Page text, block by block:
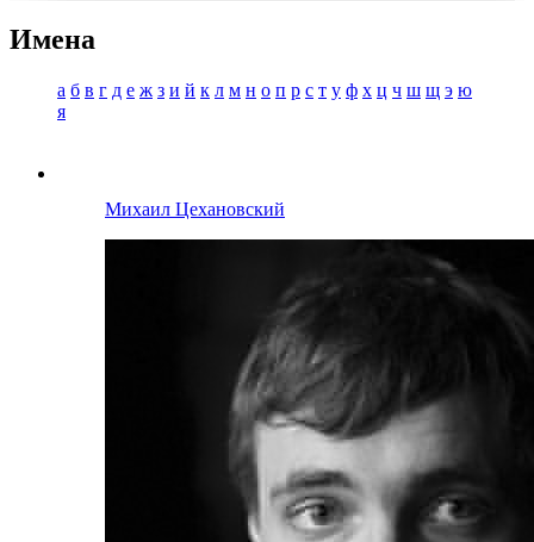
Имена
а б в г д е ж з и й к л м н о п р с т у ф х ц ч ш щ э ю
я
Михаил Цехановский